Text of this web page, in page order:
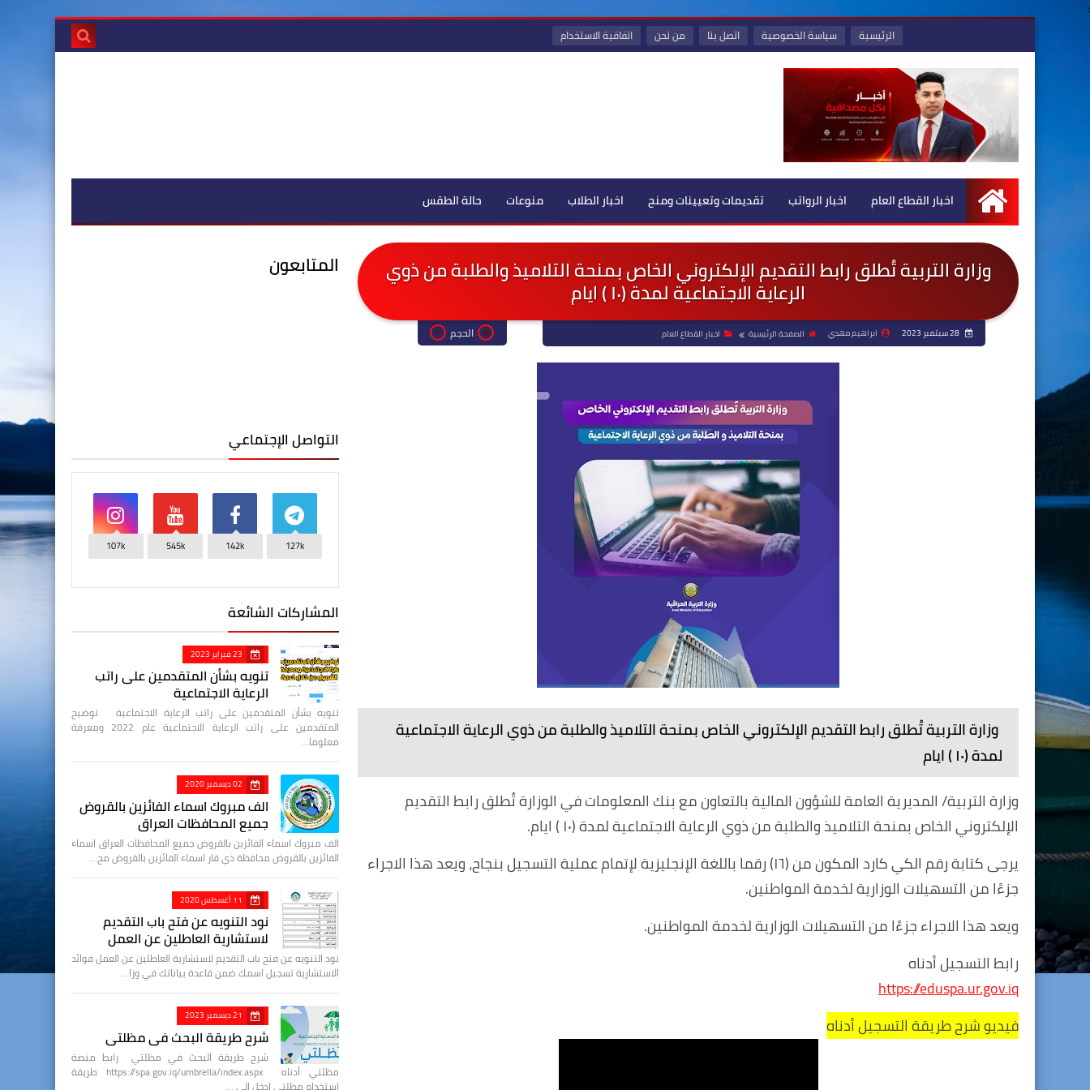
:
الرئيسية سياسة الخصوصية اتصل بنا من نحن اتفاقية الاستخدام
الرئيسية
اخبار القطاع العام اخبار الرواتب تقديمات وتعيينات ومنح اخبار الطلاب منوعات حالة الطقس
وزارة التربية تُطلق رابط التقديم الإلكتروني الخاص بمنحة التلاميذ والطلبة من ذوي
الرعاية الاجتماعية لمدة (١٠ ) ايام
ابراهيم مهدي الصفحة الرئيسية اخبار القطاع العام الحجم
وزارة التربية تُطلق رابط التقديم الإلكتروني الخاص بمنحة التلاميذ والطلبة من ذوي الرعاية الاجتماعية
لمدة (١٠ ) ايام
وزارة التربية/ المديرية العامة للشؤون المالية بالتعاون مع بنك المعلومات في الوزارة تُطلق رابط التقديم
الإلكتروني الخاص بمنحة التلاميذ والطلبة من ذوي الرعاية الاجتماعية لمدة (١٠ ) ايام.
يرجى كتابة رقم الكي كارد المكون من (١٦) رقما باللغة الإنجليزية لإتمام عملية التسجيل بنجاح، ويعد هذا الاجراء
جزءًا من التسهيلات الوزارية لخدمة المواطنين.
ويعد هذا الاجراء جزءًا من التسهيلات الوزارية لخدمة المواطنين.
رابط التسجيل أدناه
https://eduspa.ur.gov.iq
فيديو شرح طريقة التسجيل أدناه
المتابعون
التواصل الإجتماعي
127k
142k
545k
107k
المشاركات الشائعة
23 فبراير 2023
تنويه بشأن المتقدمين على راتب
الرعاية الاجتماعية
تنويه بشأن المتقدمين على راتب الرعاية الاجتماعية توضيح
المتقدمين على راتب الرعاية الاجتماعية عام 2022 ومعرفة
معلوما…
02 ديسمبر 2020
الف مبروك اسماء الفائزين بالقروض
جميع المحافظات العراق
الف مبروك اسماء الفائزين بالقروض جميع المحافظات العراق اسماء
الفائزين بالقروض محافظة ذي قار اسماء الفائزين بالقروض مح…
11 أغسطس 2020
نود التنويه عن فتح باب التقديم
لاستشارية العاطلين عن العمل
نود التنويه عن فتح باب التقديم لاستشارية العاطلين عن العمل فوائد
الاستشارية تسجيل اسمك ضمن قاعدة بياناتك في وزا…
21 ديسمبر 2023
شرح طريقة البحث في مظلتي
شرح طريقة البحث في مظلتي رابط منصة
مظلتي أدناه https://spa.gov.iq/umbrella/index.aspx طريقة
استخدام مظلتي ادخل الى …